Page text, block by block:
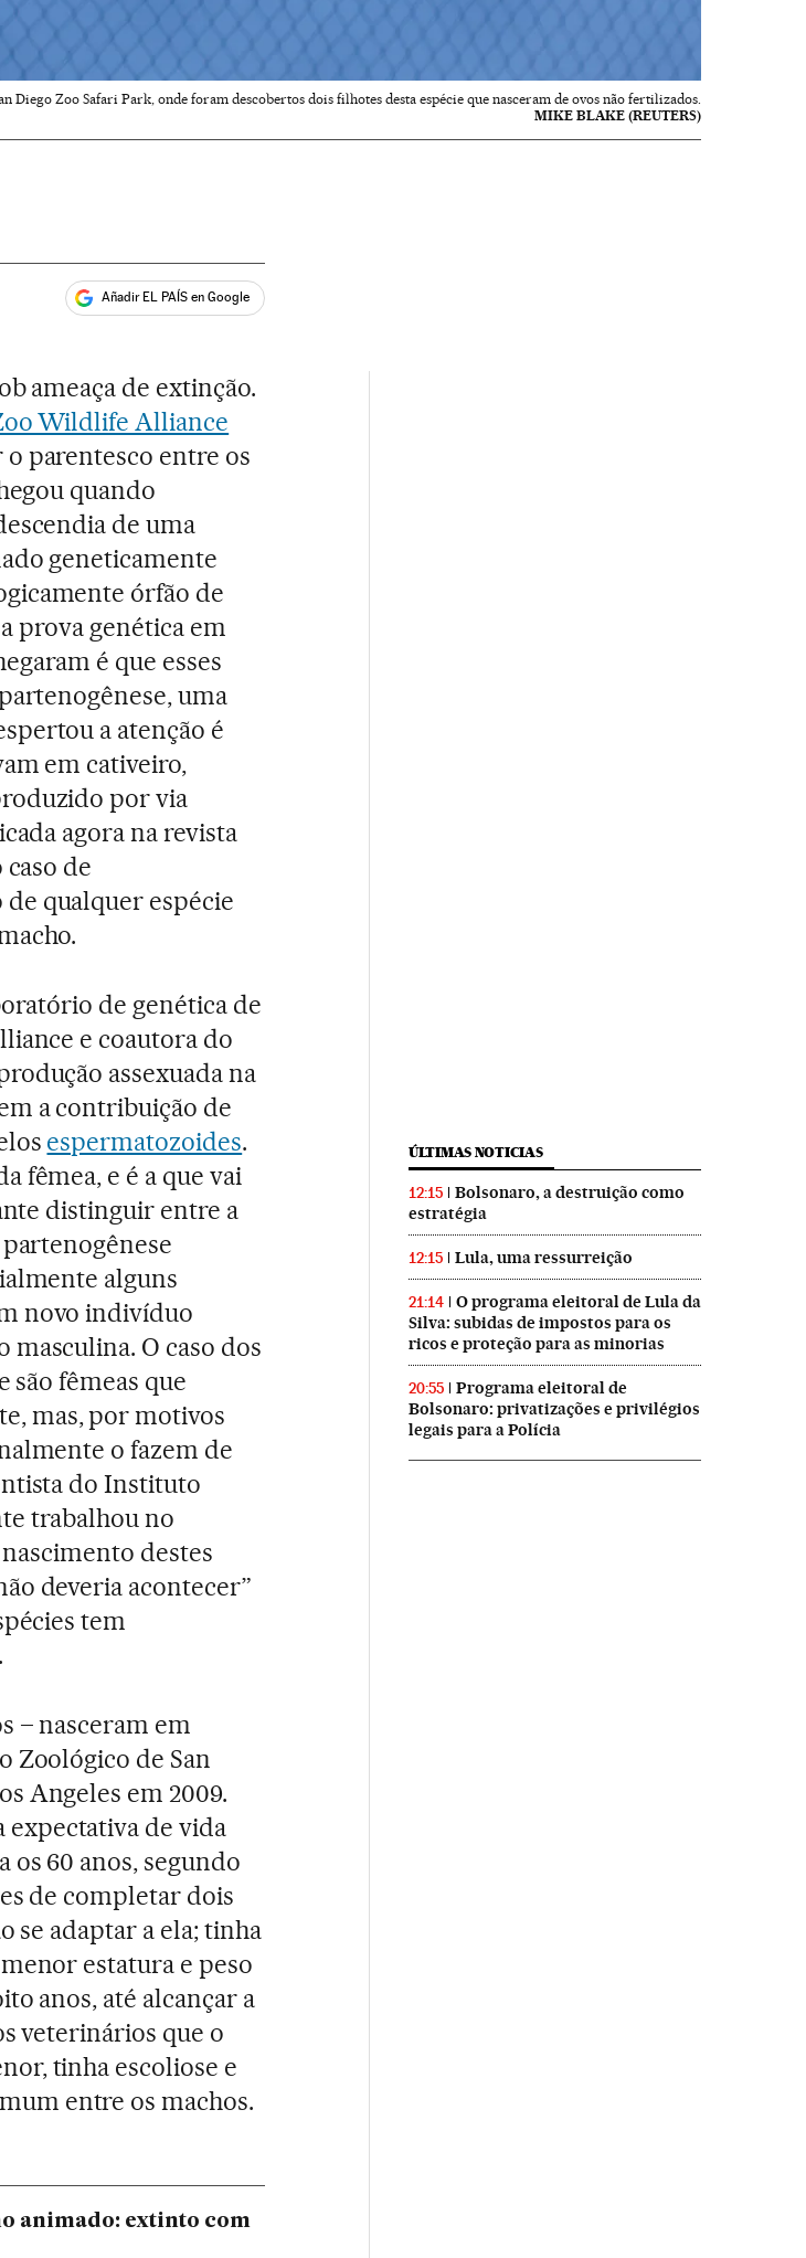
Diego Zoo Safari Park, onde foram descobertos dois filhotes desta espécie que nasceram de ovos não fertilizados.
MIKE BLAKE (REUTERS)
Añadir EL PAÍS en Google
ameaça de extinção.
Wildlife Alliance
parentesco entre os
quando
de uma
geneticamente
órfão de
prova genética em
é que esses
uma
a atenção é
em cativeiro,
por via
agora na revista
de
qualquer espécie
de genética de
e coautora do
assexuada na
a contribuição de
espermatozoides.
fêmea, e é a que vai
distinguir entre a
alguns
novo indivíduo
O caso dos
são fêmeas que
mas, por motivos
o fazem de
do Instituto
trabalhou no
destes
deveria acontecer”
tem
– nasceram em
Zoológico de San
Angeles em 2009.
de vida
60 anos, segundo
de completar dois
se adaptar a ela; tinha
estatura e peso
anos, até alcançar a
veterinários que o
tinha escoliose e
entre os machos.
animado: extinto com
ÚLTIMAS NOTICIAS
12:15
Bolsonaro, a destruição como
estratégia
12:15 Lula, uma ressurreição
21:14
O programa eleitoral de Lula da
Silva: subidas de impostos para os
ricos e proteção para as minorias
20:55
Programa eleitoral de
Bolsonaro: privatizações e privilégios
legais para a Polícia